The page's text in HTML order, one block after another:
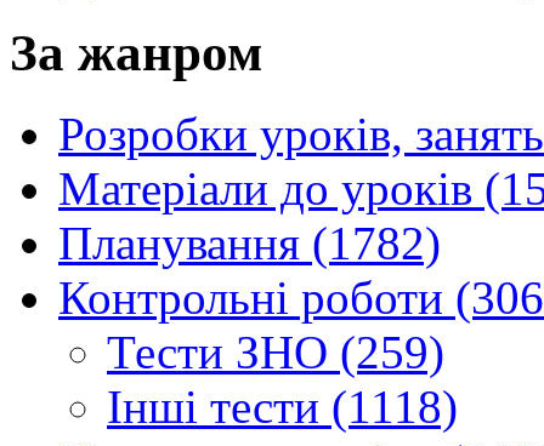
За жанром
Розробки уроків,
Матеріали до уроків
Планування (1782)
Контрольні роботи
Тести ЗНО (259)
Інші тести (1118)